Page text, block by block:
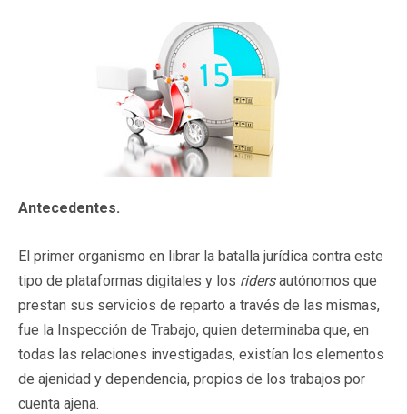
Antecedentes.
El primer organismo en librar la batalla jurídica contra este
tipo de plataformas digitales y los ridersautónomos que
prestan sus servicios de reparto a través de las mismas,
fue la Inspección de Trabajo, quien determinaba que, en
todas las relaciones investigadas, existían los elementos
de ajenidad y dependencia, propios de los trabajos por
cuenta ajena.